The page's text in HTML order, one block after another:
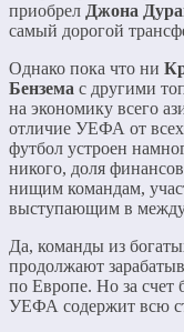
приобрел Джона
самый дорогой
Однако пока что ни
Бензема с другими
на экономику всего
отличие УЕФА от
футбол устроен
никого, доля
нищим командам,
выступающим в
Да, команды из
продолжают
по Европе. Но за счет
УЕФА содержит всю